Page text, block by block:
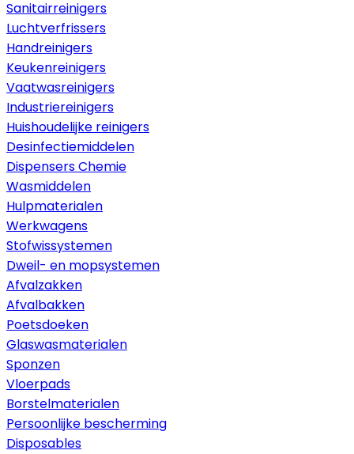
Sanitairreinigers
Luchtverfrissers
Handreinigers
Keukenreinigers
Vaatwasreinigers
Industriereinigers
Huishoudelijke reinigers
Desinfectiemiddelen
Dispensers Chemie
Wasmiddelen
Hulpmaterialen
Werkwagens
Stofwissystemen
Dweil- en mopsystemen
Afvalzakken
Afvalbakken
Poetsdoeken
Glaswasmaterialen
Sponzen
Vloerpads
Borstelmaterialen
Persoonlijke bescherming
Disposables